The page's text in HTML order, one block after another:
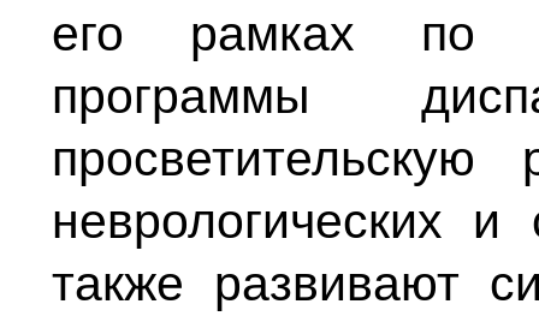
его рамках по
программы
неврологических
также развивают